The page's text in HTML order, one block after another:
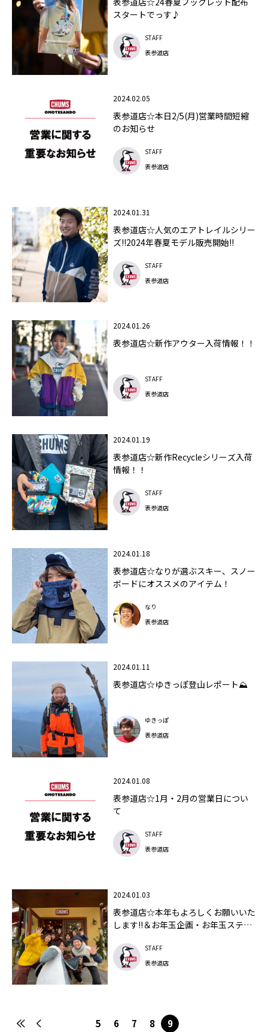
スタートでっす♪
STAFF
表参道店
2024.02.05
表参道店☆本日2/5(月)営業時間短縮
のお知らせ
STAFF
表参道店
2024.01.31
表参道店☆人気のエアトレイルシリー
ズ!!2024年春夏モデル販売開始!!
STAFF
表参道店
2024.01.26
表参道店☆新作アウター入荷情報！！
STAFF
表参道店
2024.01.19
表参道店☆新作Recycleシリーズ入荷
情報！！
STAFF
表参道店
2024.01.18
表参道店☆なりが選ぶスキー、スノー
ボードにオススメのアイテム！
なり
表参道店
2024.01.11
表参道店☆ゆきっぽ登山レポート⛰
ゆきっぽ
表参道店
2024.01.08
表参道店☆1月・2月の営業日につい
て
STAFF
表参道店
2024.01.03
表参道店☆本年もよろしくお願いいた
します!!＆お年玉企画・お年玉ステッ
STAFF
表参道店
5 6 7 8 9